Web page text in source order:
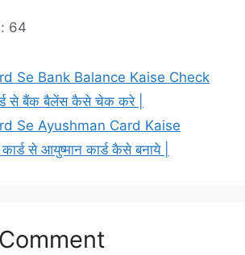
64
Se Bank Balance Kaise Check
से बैंक बैलेंस कैसे चेक करे |
Se Ayushman Card Kaise
से आयुष्मान कार्ड कैसे बनाये |